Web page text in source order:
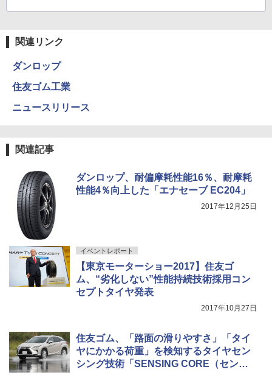
関連リンク
ダンロップ
住友ゴム工業
ニュースリリース
関連記事
ダンロップ、耐偏摩耗性能16％、耐摩耗
性能4％向上した「エナセーブ EC204」
2017年12月25日
イベントレポート
【東京モーターショー2017】住友ゴ
ム、“劣化しない”性能持続技術採用コン
セプトタイヤ発表
2017年10月27日
住友ゴム、「路面の滑りやすさ」「タイ
ヤにかかる荷重」を検知するタイヤセン
シング技術「SENSING CORE（センシ